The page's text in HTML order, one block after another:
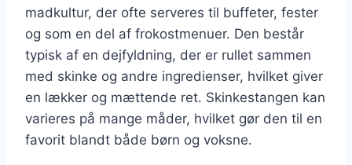
madkultur, der ofte serveres til buffeter, fester
og som en del af frokostmenuer. Den består
typisk af en dejfyldning, der er rullet sammen
med skinke og andre ingredienser, hvilket giver
en lækker og mættende ret. Skinkestangen kan
varieres på mange måder, hvilket gør den til en
favorit blandt både børn og voksne.